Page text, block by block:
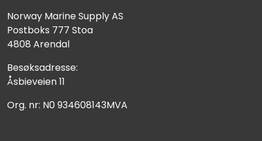
Norway Marine Supply AS
Postboks 777 Stoa
4808 Arendal
Besøksadresse:
Åsbieveien 11
Org. nr: N0 934608143MVA